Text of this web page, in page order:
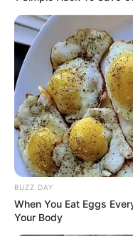
BUZZ DAY
When You Eat Eggs
Your Body